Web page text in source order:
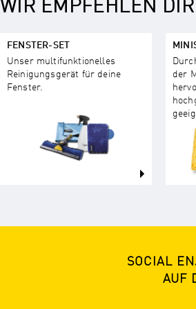
WIR EMPFEHLEN
FENSTER-SET
Unser multifunktionelles
Reinigungsgerät für deine
Fenster.
der
SOCIAL
AUF